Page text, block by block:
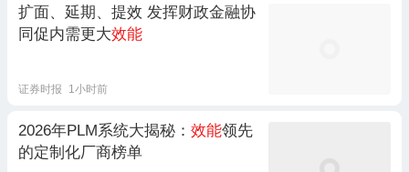
扩面、延期、提效 发挥财政金融协
同促内需更大效能
证券时报 1小时前
2026年PLM系统大揭秘： 效能领先
的定制化厂商榜单